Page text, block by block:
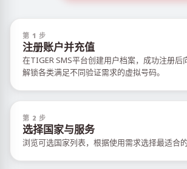
第 1 步
注册账户并充值
在TIGER SMS平台创建用户档案，成功注册后
解锁各类满足不同验证需求的虚拟号码。
第 2 步
选择国家与服务
浏览可选国家列表，根据使用需求选择最适合的